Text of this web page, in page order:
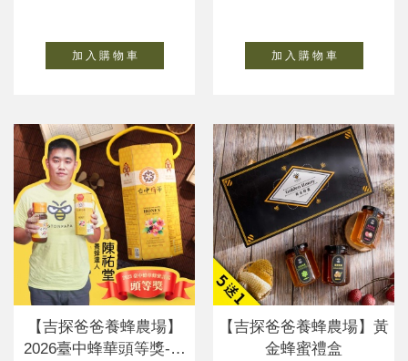
加 入 購 物 車 加 入 購 物 車
【吉探爸爸養蜂農場】
2026臺中蜂華頭等獎-陳
【吉探爸爸養蜂農場】黃
金蜂蜜禮盒